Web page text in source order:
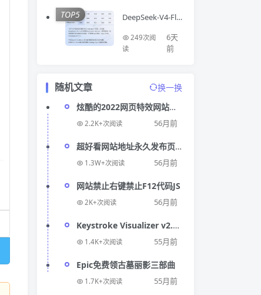
TOP5
DeepSeek-V4-Fla
线公测
249次阅
读
6天
前
随机文章
换一换
炫酷的2022网页特效网站源
码 2.2K+次阅读 56月前
超好看网站地址永久发布页
源码1.3W+次阅读 56月前
网站禁止右键禁止F12代码JS
2K+次阅读 56月前
Keystroke Visualizer v2.0
便携版
1.4K+次阅读 55月前
Epic免费领古墓丽影三部曲
1.7K+次阅读 55月前